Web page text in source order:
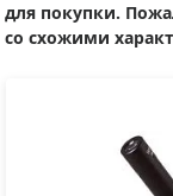
Прочее
для покупки.
со схожими